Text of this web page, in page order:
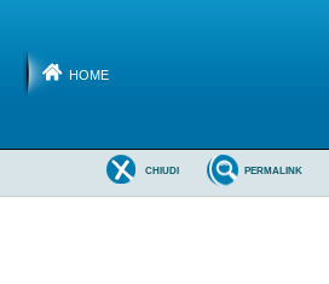
HOME
PERMALINK
CHIUDI